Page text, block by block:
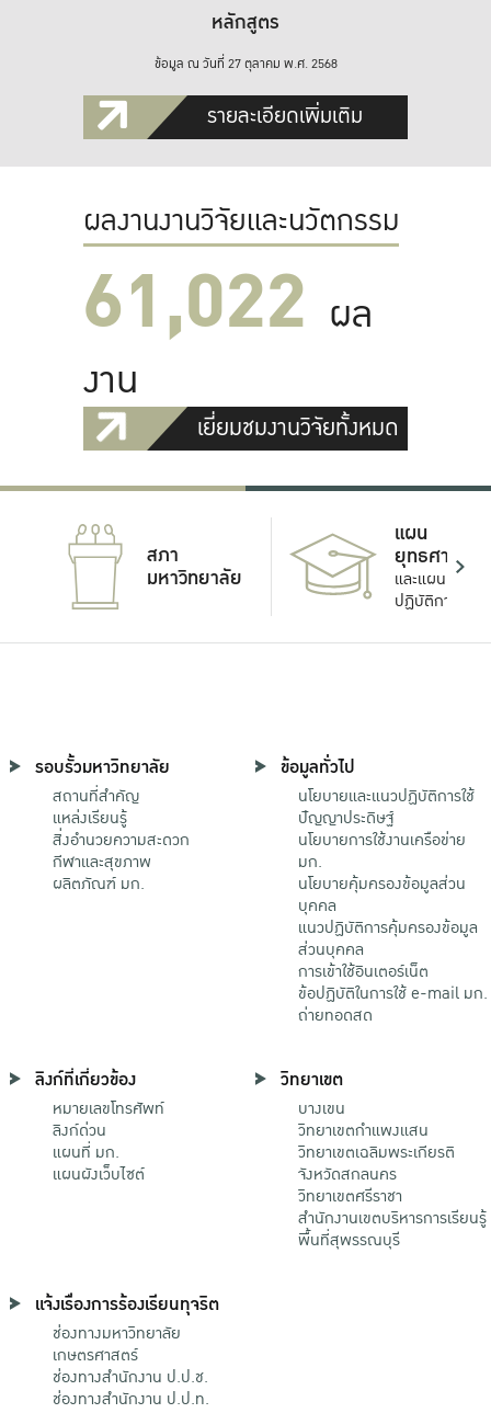
หลักสูตร
ข้อมูล ณ วันที่ 27 ตุลาคม พ.ศ. 2568
รายละเอียดเพิ่มเติม
ผลงานงานวิจัยและนวัตกรรม
61,022 ผล
งาน
เยี่ยมชมงานวิจัยทั้งหมด
สภา
มหาวิทยาลัย
แผน
ยุทธศาสตร์
และแผน
ปฏิบัติการ
รอบรั้วมหาวิทยาลัย
สถานที่สำคัญ
แหล่งเรียนรู้
สิ่งอำนวยความสะดวก
กีฬาและสุขภาพ
ผลิตภัณฑ์ มก.
ข้อมูลทั่วไป
นโยบายและแนวปฏิบัติการใช้
ปัญญาประดิษฐ์
นโยบายการใช้งานเครือข่าย
มก.
นโยบายคุ้มครองข้อมูลส่วน
บุคคล
แนวปฏิบัติการคุ้มครองข้อมูล
ส่วนบุคคล
การเข้าใช้อินเตอร์เน็ต
ข้อปฏิบัติในการใช้ e-mail มก.
ถ่ายทอดสด
ลิงก์ที่เกี่ยวข้อง
หมายเลขโทรศัพท์
ลิงก์ด่วน
แผนที่ มก.
แผนผังเว็บไซต์
วิทยาเขต
บางเขน
วิทยาเขตกําแพงแสน
วิทยาเขตเฉลิมพระเกียรติ
จังหวัดสกลนคร
วิทยาเขตศรีราชา
สำนักงานเขตบริหารการเรียนรู้
พื้นที่สุพรรณบุรี
แจ้งเรื่องการร้องเรียนทุจริต
ช่องทางมหาวิทยาลัย
เกษตรศาสตร์
ช่องทางสำนักงาน ป.ป.ช.
ช่องทางสำนักงาน ป.ป.ท.